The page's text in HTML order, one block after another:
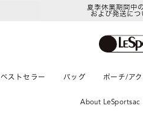
夏季休業期間中
および発送に
ベストセラー バッグ ポーチ/ア
About LeSportsac